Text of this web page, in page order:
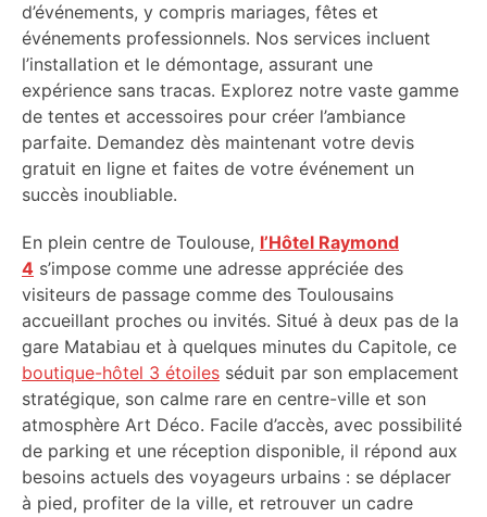
d’événements, y compris mariages, fêtes et
événements professionnels. Nos services incluent
l’installation et le démontage, assurant une
expérience sans tracas. Explorez notre vaste gamme
de tentes et accessoires pour créer l’ambiance
parfaite. Demandez dès maintenant votre devis
gratuit en ligne et faites de votre événement un
succès inoubliable.
En plein centre de Toulouse, l’Hôtel Raymond
4 s’impose comme une adresse appréciée des
visiteurs de passage comme des Toulousains
accueillant proches ou invités. Situé à deux pas de la
gare Matabiau et à quelques minutes du Capitole, ce
boutique-hôtel 3 étoiles séduit par son emplacement
stratégique, son calme rare en centre-ville et son
atmosphère Art Déco. Facile d’accès, avec possibilité
de parking et une réception disponible, il répond aux
besoins actuels des voyageurs urbains : se déplacer
à pied, profiter de la ville, et retrouver un cadre